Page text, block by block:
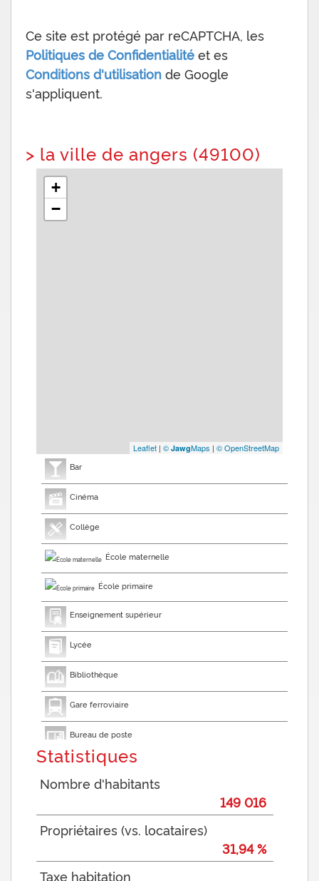
Ce site est protégé par reCAPTCHA, les
Politiques de Confidentialité et es
Conditions d'utilisation de Google
s'appliquent.
> la ville de angers (49100)
+
−
Leaflet | © JawgMaps | © OpenStreetMap
Bar
Cinéma
Collège
École maternelle
École primaire
Enseignement supérieur
Lycée
Bibliothèque
Gare ferroviaire
Bureau de poste
Mairie
Statistiques
Nombre d'habitants
149 016
Propriétaires (vs. locataires)
31,94 %
Taxe habitation